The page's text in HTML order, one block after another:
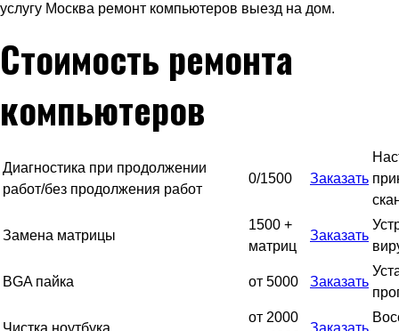
услугу Москва ремонт компьютеров выезд на дом.
Стоимость ремонта
компьютеров
Диагностика при продолжении
работ/без продолжения работ
0/1500 Заказать
Замена матрицы
1500 +
матриц
Заказать
BGA пайка от 5000 Заказать
Чистка ноутбука
от 2000
Заказать